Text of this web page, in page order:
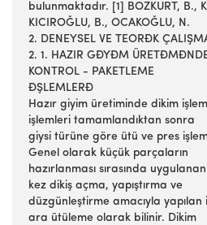
bulunmaktadır. [1] BOZKURT, B.,
KICIROĞLU, B., OCAKOĞLU, N.
2. DENEYSEL VE TEORĐK
2. 1. HAZIR GĐYĐM
KONTROL - PAKETLEME
ĐŞLEMLERĐ
Hazır giyim üretiminde dikim
işlemleri tamamlandıktan sonra
giysi türüne göre ütü ve pres
Genel olarak küçük parçaların
hazırlanması sırasında
kez dikiş açma, yapıştırma ve
düzgünleştirme amacıyla
ara ütüleme olarak bilinir. Dikim